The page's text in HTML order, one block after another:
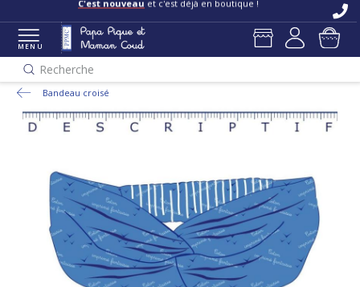
C'est nouveau et c'est déjà en boutique !
MENU
Recherche
Bandeau croisé